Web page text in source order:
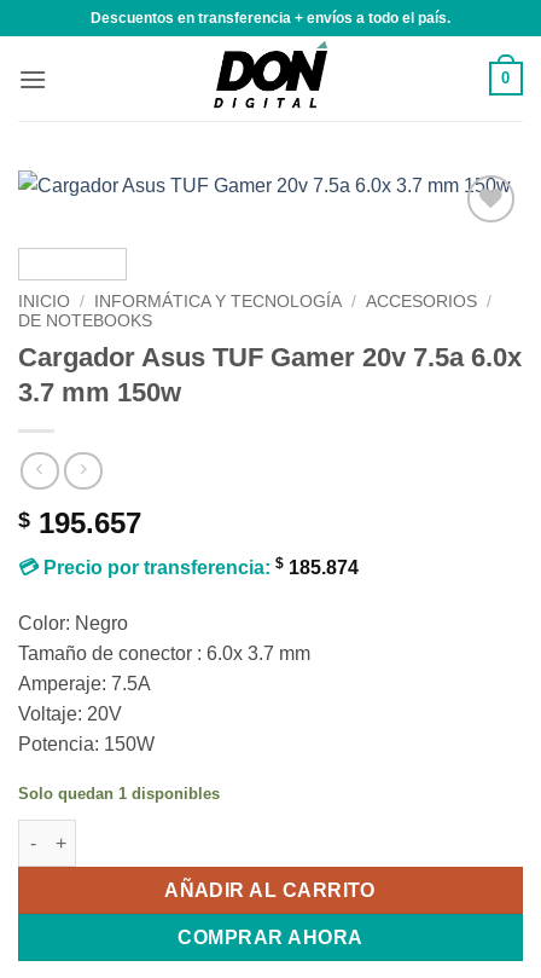
contenido
Descuentos en transferencia + envíos a todo el país.
0
deseos
INICIO / INFORMÁTICA Y TECNOLOGÍA / ACCESORIOS /
DE NOTEBOOKS
Cargador Asus TUF Gamer 20v 7.5a 6.0x
3.7 mm 150w
$ 195.657
💳 Precio por transferencia: $ 185.874
Color: Negro
Tamaño de conector : 6.0x 3.7 mm
Amperaje: 7.5A
Voltaje: 20V
Potencia: 150W
Solo quedan 1 disponibles
AÑADIR AL CARRITO
COMPRAR AHORA